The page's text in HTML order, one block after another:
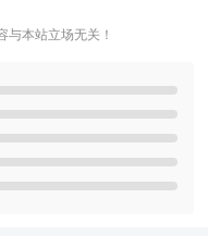
与本站立场无关！